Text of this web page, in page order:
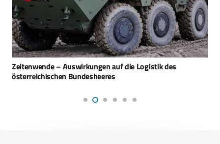
Zeitenwende – Auswirkungen auf die Logistik des
österreichischen Bundesheeres